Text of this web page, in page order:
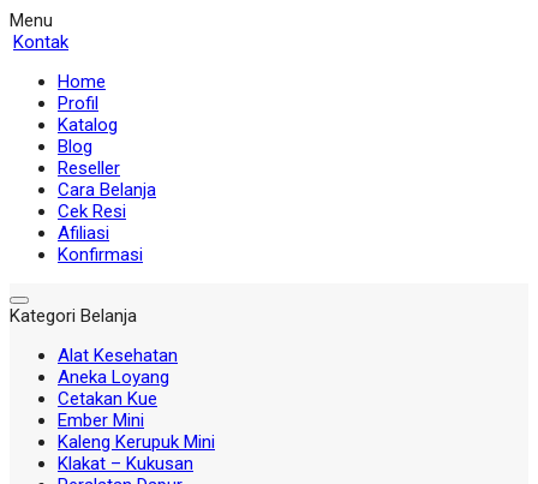
Menu
Kontak
Home
Profil
Katalog
Blog
Reseller
Cara Belanja
Cek Resi
Afiliasi
Konfirmasi
Kategori Belanja
Alat Kesehatan
Aneka Loyang
Cetakan Kue
Ember Mini
Kaleng Kerupuk Mini
Klakat – Kukusan